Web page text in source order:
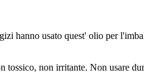
hanno usato quest' olio per
non irritante. Non usare